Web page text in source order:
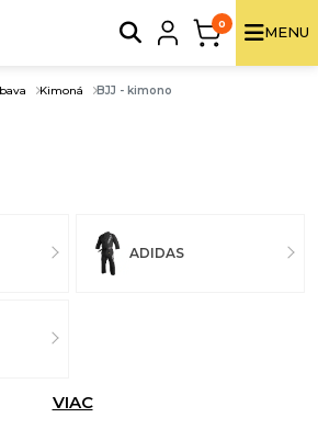
0
MENU
Kimoná BJJ - kimono
ADIDAS
VIAC